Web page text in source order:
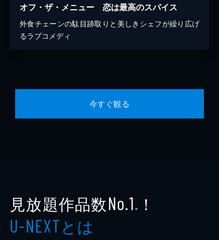
オフ・ザ・メニュー 恋は最高のスパイス
外食チェーンの駄目跡取りと美しきシェフが繰り広げ
るラブコメディ
今すぐ観る
見放題作品数No.1 ※ ！
U-NEXTとは